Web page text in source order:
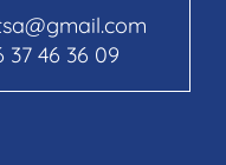
37 46 36 09